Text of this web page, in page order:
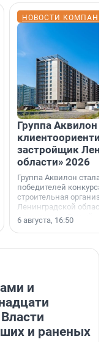
НОВОСТИ
Группа Аквилон
застройщик
области» 2026
Группа Аквилон стала
победителей конкурса
строительная
Ленинградской области
номинации «Самый
застройщик
области».
6 августа, 16:50
и
и раненых